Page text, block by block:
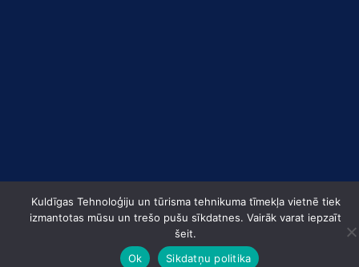
Kuldīgas Tehnoloģiju un tūrisma tehnikuma tīmekļa vietnē tiek
izmantotas mūsu un trešo pušu sīkdatnes. Vairāk varat iepzaīt
šeit.
Ok
Sikdatņu politika